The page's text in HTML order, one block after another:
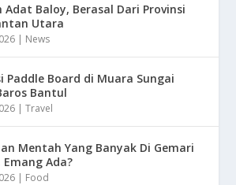
Adat Baloy, Berasal Dari Provinsi
Utara
| News
Paddle Board di Muara Sungai
Bantul
|Travel
Mentah Yang Banyak Di Gemari
Emang Ada?
| Food